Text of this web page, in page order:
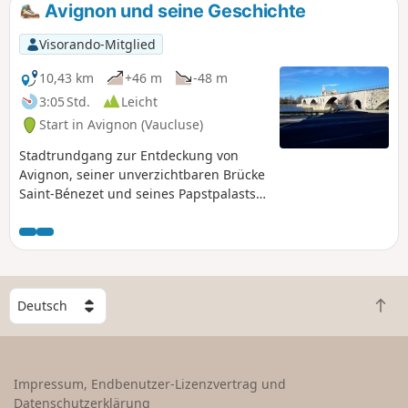
Avignon und seine Geschichte
Visorando-Mitglied
10,43 km
+46 m
-48 m
3:05 Std.
Leicht
Start in Avignon (Vaucluse)
Stadtrundgang zur Entdeckung von
Avignon, seiner unverzichtbaren Brücke
Saint-Bénezet und seines Papstpalasts,
historischen Denkmäler, die einen
Abstecher wert sind.
W
ä
h
e
Z
u
Impressum, Endbenutzer-Lizenzvertrag und
Datenschutzerklärung